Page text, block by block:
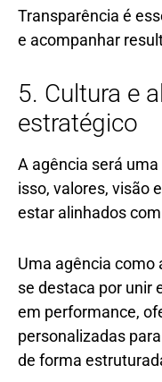
Transparência é
e acompanhar
5. Cultura e
estratégico
A agência será
isso, valores, visão
estar alinhados
Uma agência como
se destaca por unir
em performance,
personalizadas
de forma